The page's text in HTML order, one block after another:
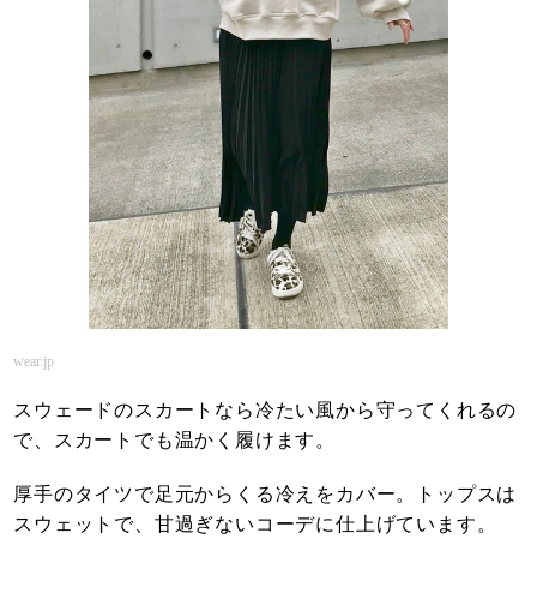
wear.jp
スウェードのスカートなら冷たい風から守ってくれるの
で、スカートでも温かく履けます。
厚手のタイツで足元からくる冷えをカバー。トップスは
スウェットで、甘過ぎないコーデに仕上げています。